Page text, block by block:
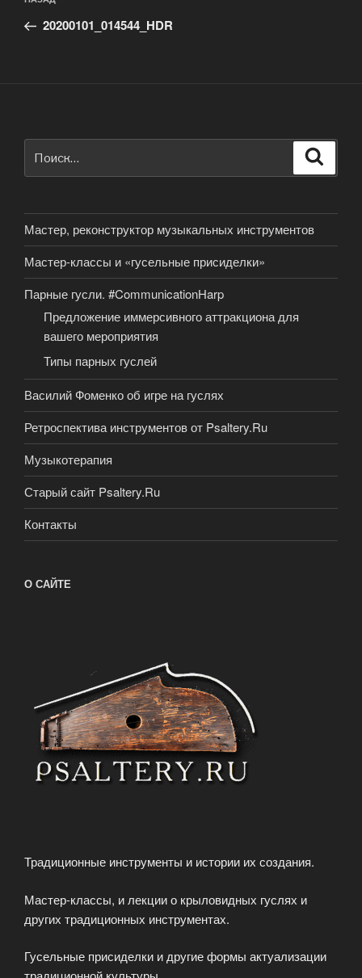
по
записям
запись:
20200101_014544_HDR
Мастер, реконструктор музыкальных инструментов
Мастер-классы и «гусельные присиделки»
Парные гусли. #CommunicationHarp
Предложение иммерсивного аттракциона для
вашего мероприятия
Типы парных гуслей
Василий Фоменко об игре на гуслях
Ретроспектива инструментов от Psaltery.Ru
Музыкотерапия
Старый сайт Psaltery.Ru
Контакты
О САЙТЕ
Традиционные инструменты и истории их создания.
Мастер-классы, и лекции о крыловидных гуслях и
других традиционных инструментах.
Гусельные присиделки и другие формы актуализации